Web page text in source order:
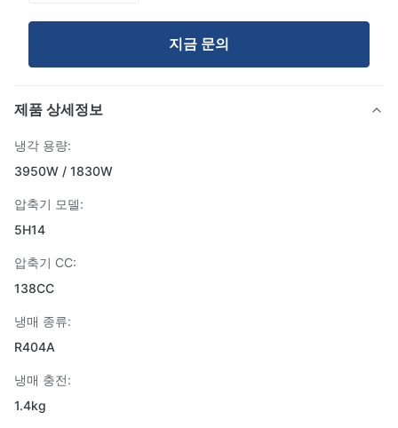
지금 문의
제품 상세정보
냉각 용량:
3950W / 1830W
압축기 모델:
5H14
압축기 CC:
138CC
냉매 종류:
R404A
냉매 충전:
1.4kg